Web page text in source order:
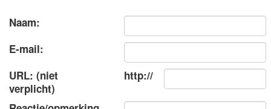
Naam:
E-mail:
URL: (niet
verplicht)
http://